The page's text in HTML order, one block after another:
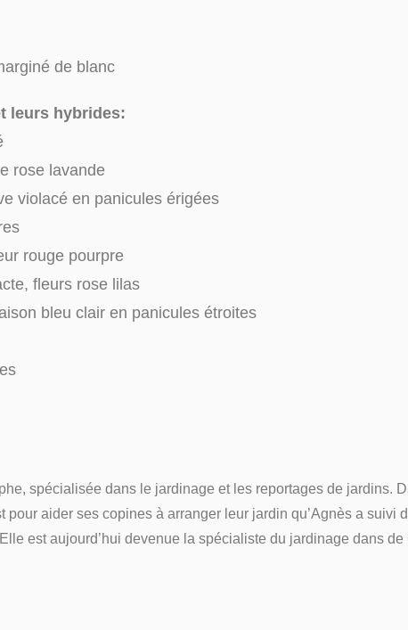
de blanc
leurs hybrides:
rose lavande
violacé en panicules érigées
rouge pourpre
fleurs rose lilas
bleu clair en panicules étroites
spécialisée dans le jardinage et les reportages de jardins.
pour aider ses copines à arranger leur jardin qu’Agnès a suivi
est aujourd’hui devenue la spécialiste du jardinage dans